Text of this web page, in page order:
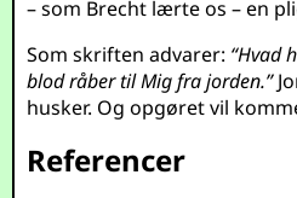
– som Brecht lærte os – en
Som skriften advarer: “Hvad
blod råber til Mig fra jorden.”
husker. Og opgøret vil
Referencer